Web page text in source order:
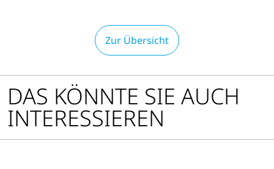
Zur Übersicht
DAS KÖNNTE SIE AUCH
INTERESSIEREN